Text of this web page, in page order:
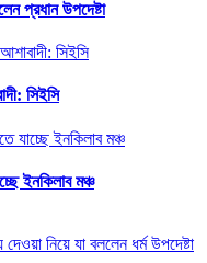
প্রধান উপদেষ্টা
সিইসি
ইনকিলাব মঞ্চ